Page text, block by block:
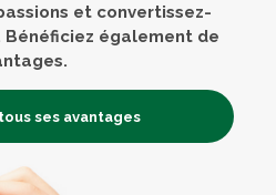
et convertissez-
Bénéficiez également de
ses avantages